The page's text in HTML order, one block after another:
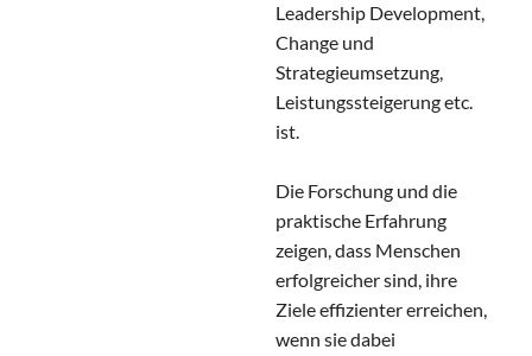
Leadership Development,
Change und
Strategieumsetzung,
Leistungssteigerung etc.
ist.
Die Forschung und die
praktische Erfahrung
zeigen, dass Menschen
erfolgreicher sind, ihre
Ziele effizienter erreichen,
wenn sie dabei